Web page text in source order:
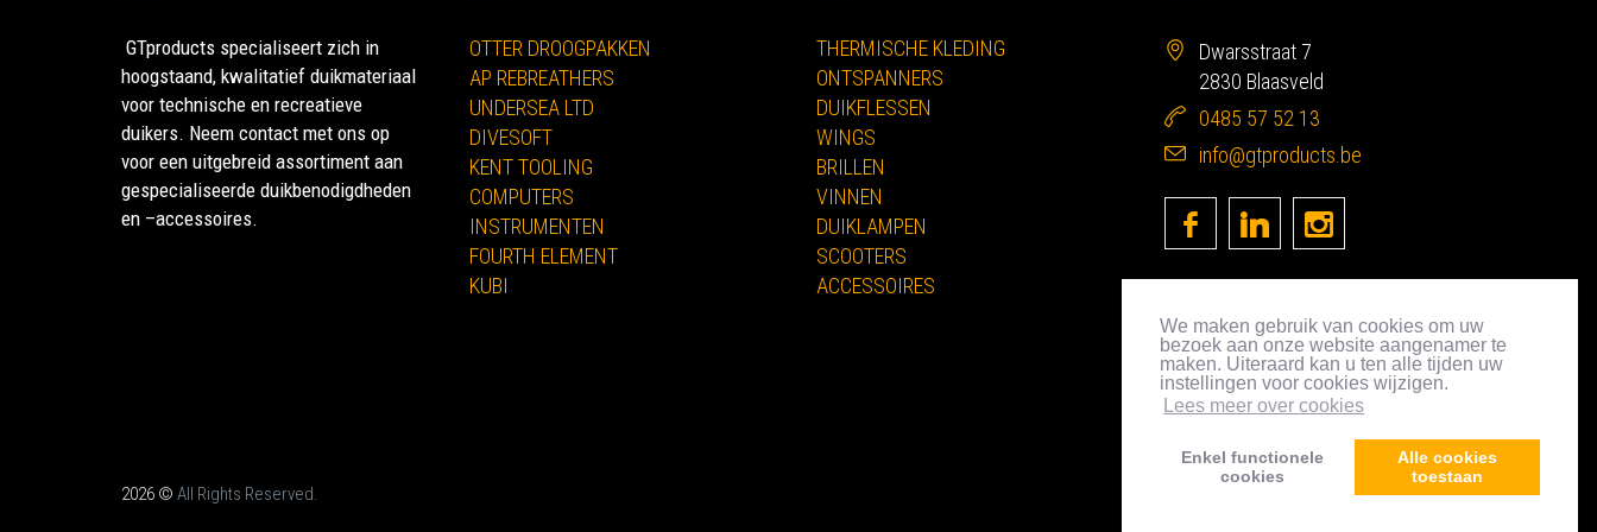
We maken gebruik van cookies om uw
bezoek aan onze website aangenamer te
maken. Uiteraard kan u ten alle tijden uw
instellingen voor cookies wijzigen.
Lees meer over cookies
Enkel functionele
cookies
Alle cookies
toestaan
GTproducts specialiseert zich in
hoogstaand, kwalitatief duikmateriaal
voor technische en recreatieve
duikers. Neem contact met ons op
voor een uitgebreid assortiment aan
gespecialiseerde duikbenodigdheden
en –accessoires.
OTTER DROOGPAKKEN
AP REBREATHERS
UNDERSEA LTD
DIVESOFT
KENT TOOLING
COMPUTERS
INSTRUMENTEN
FOURTH ELEMENT
KUBI
THERMISCHE KLEDING
ONTSPANNERS
DUIKFLESSEN
WINGS
BRILLEN
VINNEN
DUIKLAMPEN
SCOOTERS
ACCESSOIRES
Dwarsstraat 7
2830 Blaasveld
0485 57 52 13
info@gtproducts.be
2026 © All Rights Reserved.